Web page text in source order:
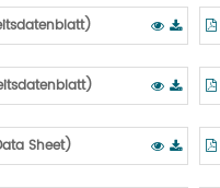
Sheet)